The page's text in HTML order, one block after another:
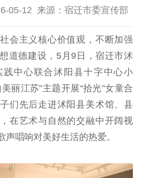
信息公开制度
信息公开指南
度报
政策法规
工作动态
理论武装
哲学社科
05-12 来源：宿迁市委宣传部
主义核心价值观，不断加强
道德建设，5月9日，宿迁市沭
践中心联合沭阳县十字中心小
丽江苏”主题开展“拾光”女童合
们先后走进沭阳县美术馆、县
在艺术与自然的交融中开阔视
声唱响对美好生活的热爱。